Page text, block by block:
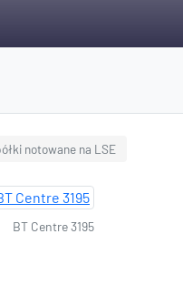
notowane na LSE
BT Centre 3195